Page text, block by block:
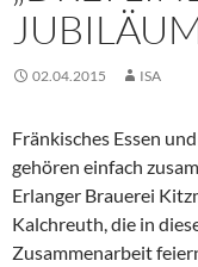
02.04.2015 ISA
Fränkisches Essen
gehören einfach
Erlanger Brauerei
Kalchreuth, die in
Zusammenarbeit